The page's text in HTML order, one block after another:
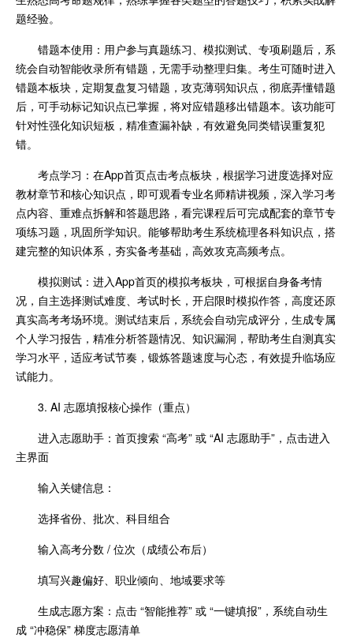
题经验。
错题本使用：用户参与真题练习、模拟测试、专项刷题后，系
统会自动智能收录所有错题，无需手动整理归集。考生可随时进入
错题本板块，定期复盘复习错题，攻克薄弱知识点，彻底弄懂错题
后，可手动标记知识点已掌握，将对应错题移出错题本。该功能可
针对性强化知识短板，精准查漏补缺，有效避免同类错误重复犯
错。
考点学习：在App首页点击考点板块，根据学习进度选择对应
教材章节和核心知识点，即可观看专业名师精讲视频，深入学习考
点内容、重难点拆解和答题思路，看完课程后可完成配套的章节专
项练习题，巩固所学知识。能够帮助考生系统梳理各科知识点，搭
建完整的知识体系，夯实备考基础，高效攻克高频考点。
模拟测试：进入App首页的模拟考板块，可根据自身备考情
况，自主选择测试难度、考试时长，开启限时模拟作答，高度还原
真实高考考场环境。测试结束后，系统会自动完成评分，生成专属
个人学习报告，精准分析答题情况、知识漏洞，帮助考生自测真实
学习水平，适应考试节奏，锻炼答题速度与心态，有效提升临场应
试能力。
3. AI 志愿填报核心操作（重点）
进入志愿助手：首页搜索 “高考” 或 “AI 志愿助手”，点击进入
主界面
输入关键信息：
选择省份、批次、科目组合
输入高考分数 / 位次（成绩公布后）
填写兴趣偏好、职业倾向、地域要求等
生成志愿方案：点击 “智能推荐” 或 “一键填报”，系统自动生
成 “冲稳保” 梯度志愿清单